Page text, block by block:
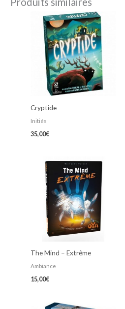
Cryptide
Initiés
35,00€
The Mind – Extrême
Ambiance
15,00€